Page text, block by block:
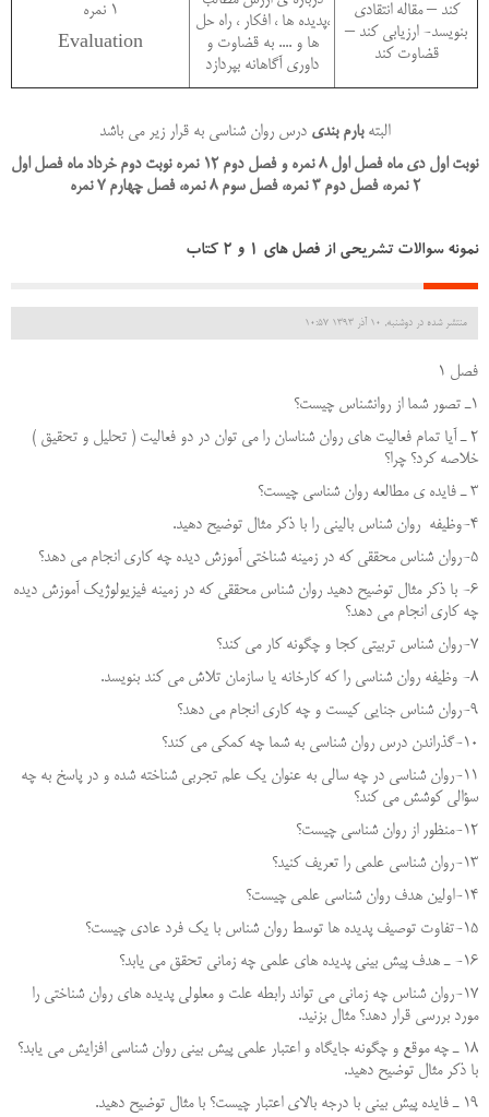
کند – مقاله انتقادی
بنویسد- ارزیابی کند –
قضاوت کند
،پدیده ها ، افکار ، راه حل
ها و .... به قضاوت و
داوری آگاهانه بپردازد
1 نمره
Evaluation
البتهبارم بندی درس روان شناسی به قرار زیر می باشد
نوبت اول دی ماه فصل اول 8 نمره و فصل دوم 12 نمره نوبت دوم خرداد ماه فصل اول
2 نمره، فصل دوم 3 نمره، فصل سوم 8 نمره، فصل چهارم 7 نمره
نمونه سوالات تشریحی از فصل های 1 و 2 کتاب
منتشر شده در دوشنبه, 10 آذر 1393 10:57
فصل 1
1ـ تصور شما از روانشناس چيست؟
2 ـ آيا تمام فعاليت هاي روان شناسان را مي توان در دو فعاليت ( تحليل و تحقیق )
خلاصه كرد؟ چرا؟
3 ـ فايده ي مطالعه روان شناسي چيست؟
4-وظیفه روان شناس بالینی را با ذکر مثال توضیح دهید.
5-روان شناس محققی که در زمینه شناختی آموزش دیده چه کاری انجام می دهد؟
6- با ذکر مثال توضیح دهید روان شناس محققی که در زمینه فیزیولوژیک آموزش دیده
چه کاری انجام می دهد؟
7-روان شناس تربیتی کجا و چگونه کار می کند؟
8- وظیفه روان شناسی را که کارخانه یا سازمان تلاش می کند بنویسد.
9-روان شناس جنایی کیست و چه کاری انجام می دهد؟
10-گذراندن درس روان شناسي به شما چه كمكي مي كند؟
11-روان شناسي در چه سالي به عنوان يك علم تجربي شناخته شده و در پاسخ به چه
سؤالي كوشش مي كند؟
12-منظور از روان شناسي چيست؟
13-روان شناسي علمي را تعريف كنيد؟
14-اولين هدف روان شناسي علمي چيست؟
15-تفاوت توصيف پديده ها توسط روان شناس با يك فرد عادي چيست؟
16- ـ هدف پيش بيني پديده هاي علمي چه زماني تحقق مي يابد؟
17-روان شناس چه زمانی می تواند رابطه علت و معلولی پدیده های روان شناختی را
مورد بررسی قرار دهد؟ مثال بزنید.
18 ـ چه موقع و چگونه جايگاه و اعتبار علمي پيش بيني روان شناسي افزايش مي يابد؟
با ذكر مثال توضيح دهيد.
19 ـ فايده پيش بيني با درجه بالاي اعتبار چيست؟ با مثال توضيح دهيد.